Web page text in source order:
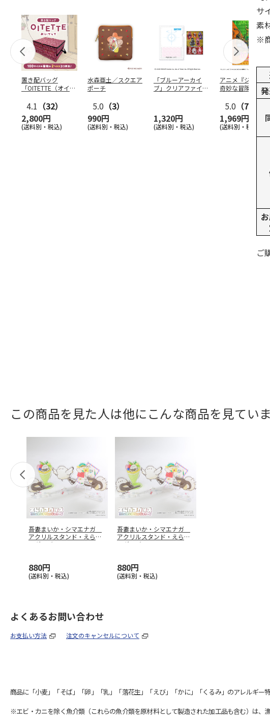
置き配バッグ
「OITETTE（オイテ
4.1 （32）
2,800円
(送料別・税込)
水森亜土／スクエア
ポーチ
5.0 （3）
990円
(送料別・税込)
「ブルーアーカイ
ブ」クリアファイル
1,320円
(送料別・税込)
アニメ『ジョジョ
奇妙な冒険 黄金の
風』チョコラー
セッ…
5.0 （7）
1,969円
(送料別・税込)
サ
素
※
ご
この商品を見た人は他にこんな商品を見ていま
吾妻まいか・シマエナガ
アクリルスタンド・えらべ
るグッズ0
880円
(送料別・税込)
吾妻まいか・シマエナガ
アクリルスタンド・えらべ
るグッズ0
880円
(送料別・税込)
よくあるお問い合わせ
お支払い方法 注文のキャンセルについて
商品に「小麦」「そば」「卵」「乳」「落花生」「えび」「かに」「くるみ」のアレルギー
※エビ・カニを除く魚介類（これらの魚介類を原材料として製造された加工品も含む）は、